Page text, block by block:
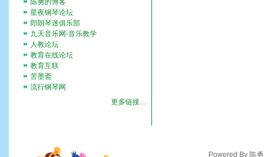
陈勇的博客
星夜钢琴论坛
郎朗琴迷俱乐部
九天音乐网-音乐教学
人教论坛
教育在线论坛
教育互联
苦墨斋
流行钢琴网
更多链接…
Powered By 陈